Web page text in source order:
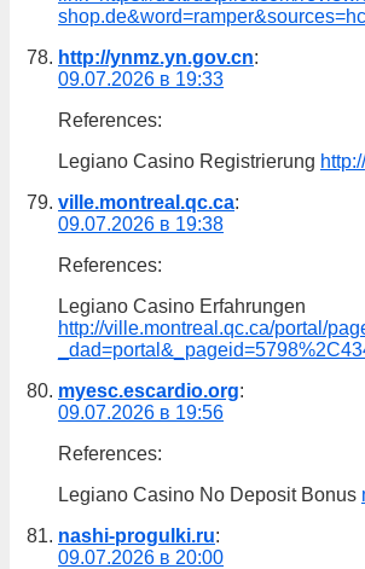
http://ynmz.yn.gov.cn:
09.07.2026 в 19:33
References:
Legiano Casino Registrierung
ville.montreal.qc.ca:
09.07.2026 в 19:38
References:
Legiano Casino Erfahrungen
http://ville.montreal.qc.ca/portal/
myesc.escardio.org:
09.07.2026 в 19:56
References:
Legiano Casino No Deposit Bonus
nashi-progulki.ru:
09.07.2026 в 20:00